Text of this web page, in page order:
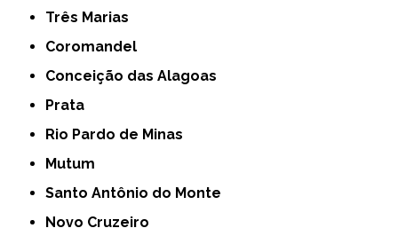
Três Marias
Coromandel
Conceição das Alagoas
Prata
Rio Pardo de Minas
Mutum
Santo Antônio do Monte
Novo Cruzeiro